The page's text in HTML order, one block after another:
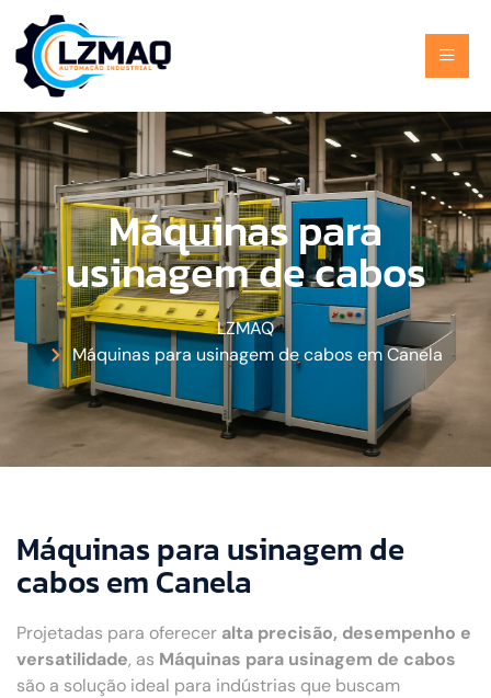
Máquinas para
usinagem de cabos
LZMAQ
Máquinas para usinagem de cabos em Canela
Máquinas para usinagem de
cabos em Canela
Projetadas para oferecer alta precisão, desempenho e
versatilidade, as Máquinas para usinagem de cabos
são a solução ideal para indústrias que buscam